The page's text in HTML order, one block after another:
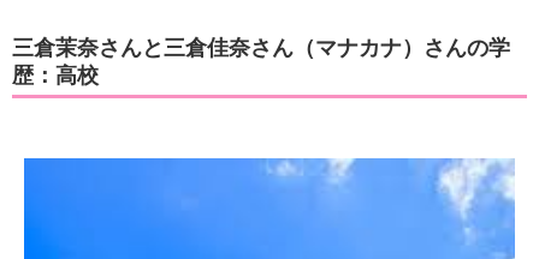
三倉茉奈さんと三倉佳奈さん（マナカナ）さんの学
歴：高校